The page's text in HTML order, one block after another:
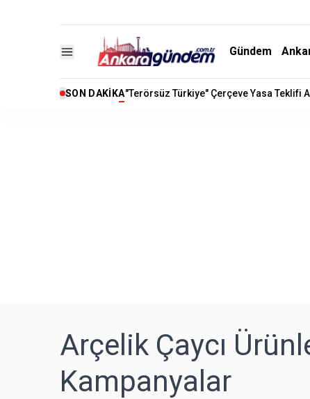
Gündem
SON DAKIKA"Terörsüz Türkiye" Çerçeve Yasa Teklifi
Arçelik Çaycı
Kampanyalar